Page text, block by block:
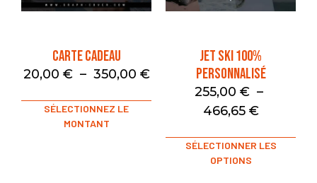
Carte Cadeau
20,00 € – 350,00 €
SÉLECTIONNEZ LE
MONTANT
Jet Ski 100%
Personnalisé
255,00 € –
466,65 €
SÉLECTIONNER LES
OPTIONS